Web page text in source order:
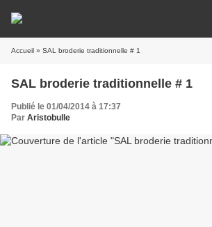
Accueil » SAL broderie traditionnelle # 1
SAL broderie traditionnelle # 1
Publié le 01/04/2014 à 17:37
Par Aristobulle